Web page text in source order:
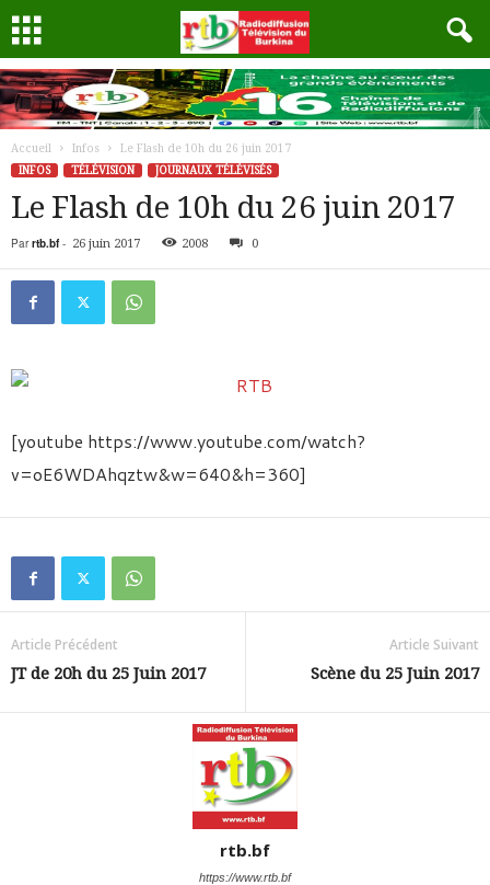
Accueil Infos
Le Flash de 10h du 26 juin 2017
INFOS
TÉLÉVISION JOURNAUX TÉLÉVISÉS
Le Flash de 10h du 26 juin 2017
Par rtb.bf- 26 juin 2017 2008 0
[youtube https://www.youtube.com/watch?
v=oE6WDAhqztw&w=640&h=360]
Article Précédent
JT de 20h du 25 Juin 2017
Article Suivant
Scène du 25 Juin 2017
rtb.bf
https://www.rtb.bf